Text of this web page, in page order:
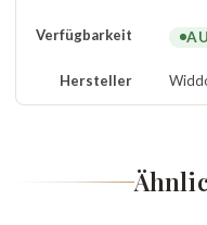
Verfügbarkeit
Hersteller